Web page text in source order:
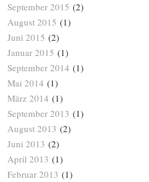
September 2015 (2)
August 2015 (1)
Juni 2015 (2)
Januar 2015 (1)
September 2014 (1)
Mai 2014 (1)
März 2014 (1)
September 2013 (1)
August 2013 (2)
Juni 2013 (2)
April 2013 (1)
Februar 2013 (1)